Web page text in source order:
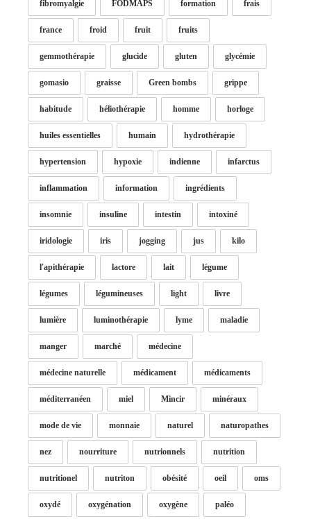
fibromyalgie FODMAPS formation frais
france froid fruit fruits
gemmothérapie glucide gluten glycémie
gomasio graisse Green bombs grippe
habitude héliothérapie homme horloge
huiles essentielles humain hydrothérapie
hypertension hypoxie indienne infarctus
inflammation information ingrédients
insomnie insuline intestin intoxiné
iridologie iris jogging jus kilo
l'apithérapie lactore lait légume
légumes légumineuses light livre
lumière luminothérapie lyme maladie
manger marché médecine
médecine naturelle médicament médicaments
méditerranéen miel Mincir minéraux
mode de vie monnaie naturel naturopathes
nez nourriture nutrionnels nutrition
nutritionel nutriton obésité oeil oms
oxydé oxygénation oxygène paléo